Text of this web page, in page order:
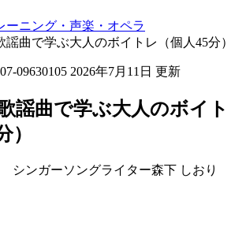
ーニング・声楽・オペラ
謡曲で学ぶ大人のボイトレ（個人45分）
09630105 2026年7月11日 更新
謡曲で学ぶ大人のボイト
）
シンガーソングライター森下 しおり